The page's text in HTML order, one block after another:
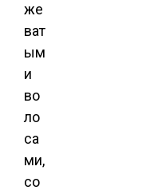
же
ват
ым
и
во
ло
са
ми,
со